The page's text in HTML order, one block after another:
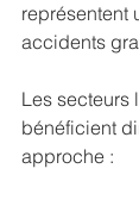
représentent
accidents
Les secteurs
bénéficient
approche :